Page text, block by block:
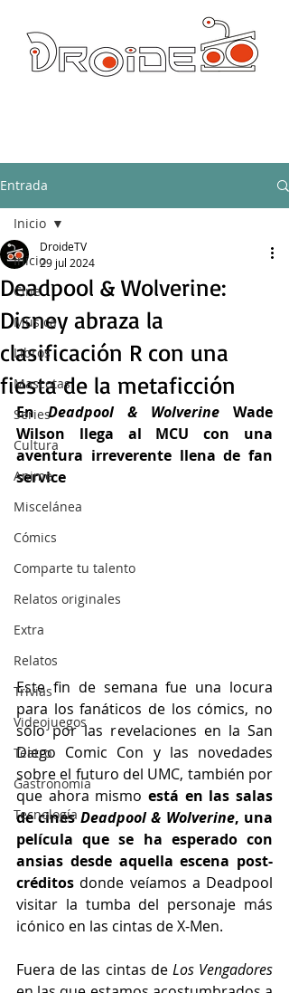
Entrada
Inicio
Cine
Música
Libros
Mascotas
Series
Cultura
Anime
Miscelánea
Cómics
Comparte tu talento
Relatos originales
Extra
Relatos
Trivias
Videojuegos
Teatro
Gastronomía
Tecnología
Inicio
Deadpool & Wolverine:
Disney abraza la
clasificación R con una
fiesta de la metaficción
DroideTV
29 jul 2024
En Deadpool & Wolverine Wade
Wilson llega al MCU con una
aventura irreverente llena de fan
service
Este fin de semana fue una locura
para los fanáticos de los cómics, no
sólo por las revelaciones en la San
Diego Comic Con y las novedades
sobre el futuro del UMC, también por
que ahora mismo está en las salas
de cines Deadpool & Wolverine, una
película que se ha esperado con
ansias desde aquella escena post-
créditos donde veíamos a Deadpool
visitar la tumba del personaje más
icónico en las cintas de X-Men.
Fuera de las cintas de Los Vengadores